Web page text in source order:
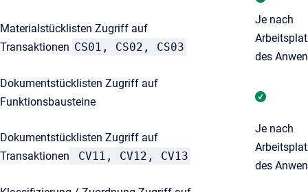
Materialstücklisten Zugriff auf
Transaktionen CS01, CS02, CS03
Je nach
des
Dokumentstücklisten Zugriff auf
Funktionsbausteine
Dokumentstücklisten Zugriff auf
Transaktionen
CV11, CV12, CV13
Je nach
des